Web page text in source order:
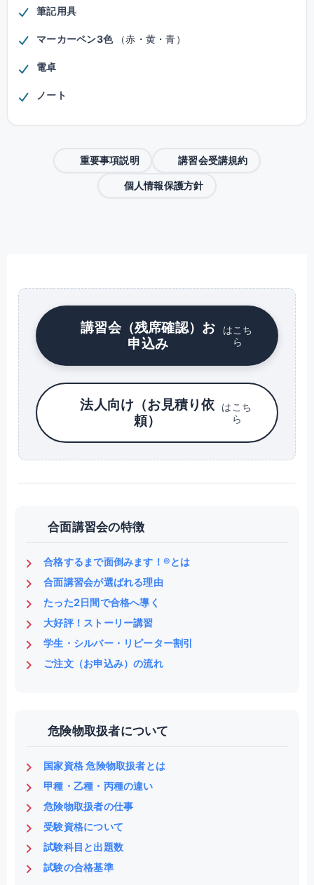
筆記用具
マーカーペン3色 （赤・黄・青）
電卓
ノート
重要事項説明 講習会受講規約
個人情報保護方針
講習会（残席確認）お
申込み
はこち
ら
法人向け（お見積り依
頼）
はこち
ら
合面講習会の特徴
合格するまで面倒みます！®とは
合面講習会が選ばれる理由
たった2日間で合格へ導く
大好評！ストーリー講習
学生・シルバー・リピーター割引
ご注文（お申込み）の流れ
危険物取扱者について
国家資格 危険物取扱者とは
甲種・乙種・丙種の違い
危険物取扱者の仕事
受験資格について
試験科目と出題数
試験の合格基準